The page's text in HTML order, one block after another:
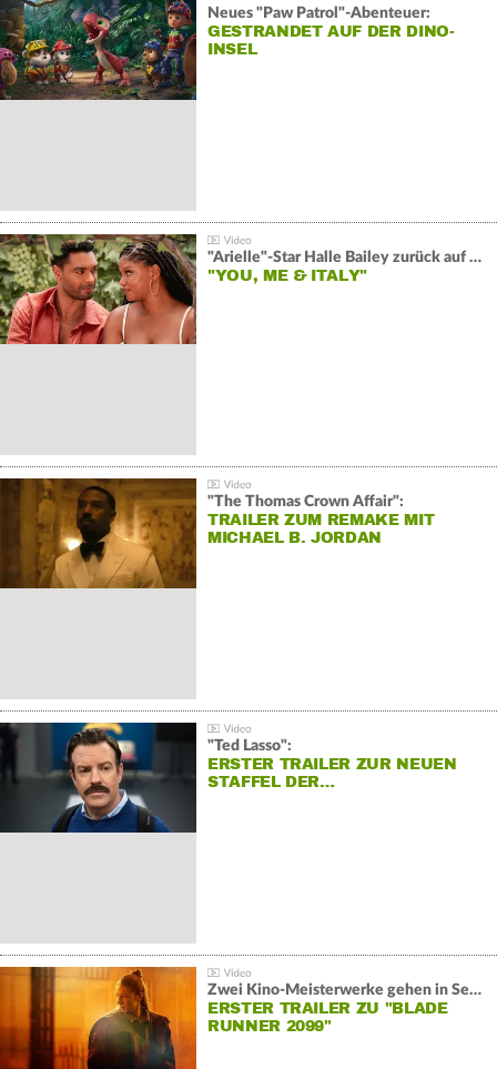
Neues "Paw Patrol"-Abenteuer:
GESTRANDET AUF DER DINO-
INSEL
"Arielle"-Star Halle Bailey zurück auf der Leinwand:
"YOU, ME & ITALY"
"The Thomas Crown Affair":
TRAILER ZUM REMAKE MIT
MICHAEL B. JORDAN
"Ted Lasso":
ERSTER TRAILER ZUR NEUEN
STAFFEL DER…
Zwei Kino-Meisterwerke gehen in Serie:
ERSTER TRAILER ZU "BLADE
RUNNER 2099"